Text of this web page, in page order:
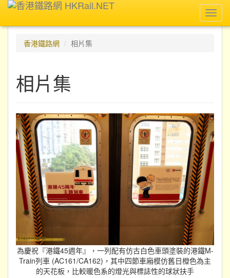
香港鐵路網
相片集
相片集
為慶祝『港鐵45週年』，一列配有仿古白色車頭塗裝的港鐵M-
Train列車 (AC161/CA162)，其中四節車廂模仿舊日橙色為主
的天花板，比較暖色系的燈光與標誌性的球狀扶手